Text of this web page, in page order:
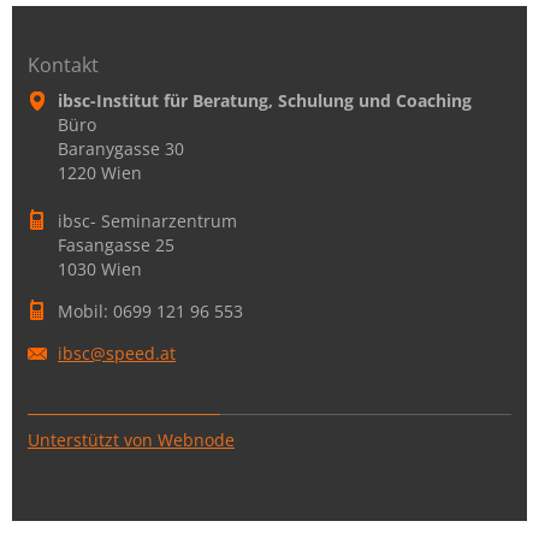
Kontakt
ibsc-Institut für Beratung, Schulung und Coaching
Büro
Baranygasse 30
1220 Wien
ibsc- Seminarzentrum
Fasangasse 25
1030 Wien
Mobil: 0699 121 96 553
ibsc@speed.at
Unterstützt von Webnode